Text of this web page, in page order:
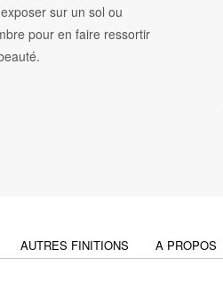
sur un sol ou
pour en faire ressortir
AUTRES FINITIONS A PROPOS